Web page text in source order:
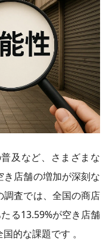
及など、さまざまな
店舗の増加が深刻な
調査では、全国の商店
る13.59%が空き店舗
的な課題です 。